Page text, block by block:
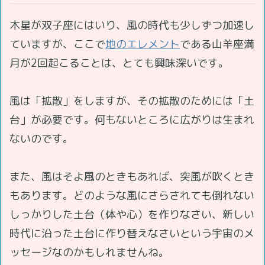
木星が双子座にはいり、風の時代も少しずつ加速し
ていますが、ここで地のエレメントである山羊座満
月が2回起こることは、とても興味深いです。
風は「拡散」をしますが、その拡散のためには「土
台」が必要です。何もないところに広がりは生まれ
ないのです。
また、風はそよ風のときもあれば、突風が吹くとき
もあります。どのような風にさらされても倒れない
しっかりした土台（体や心）を作りなさい、新しい
時代に沿った土台に作り替えなさいという宇宙のメ
ッセージなのかもしれませんね。